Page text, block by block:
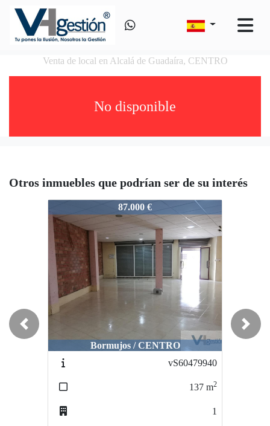
Venta de local en Alcalá de Guadaíra, CENTRO
No disponible
Otros inmuebles que podrían ser de su interés
87.000 €
Bormujos / CENTRO
vS60479940
137 m2
1
Previous Next